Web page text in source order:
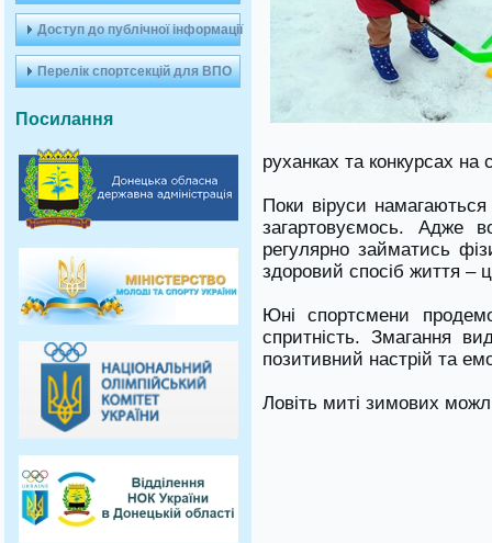
Доступ до публічної інформації
Перелік спортсекцій для ВПО
Посилання
руханках та конкурсах на
Поки віруси
загартовуємось. Адже
регулярно займатись
здоровий спосіб життя –
Юні спортсмени
спритність. Змагання
позитивний настрій та
Ловіть миті зимових